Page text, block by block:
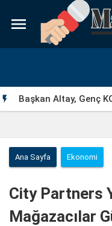

 Başkan Altay, Genç
Ana Sayfa Ekonomi
City Partners
Mağazacılar